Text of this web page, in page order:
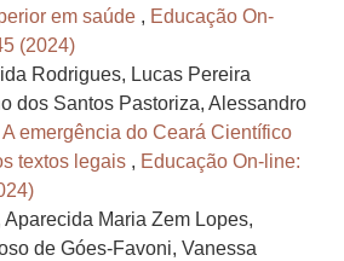
em saúde , Educação On-
(2024)
Rodrigues, Lucas Pereira
dos Santos Pastoriza, Alessandro
A emergência do Ceará Científico
textos legais , Educação On-line:
Maria Zem Lopes,
de Góes-Favoni, Vanessa